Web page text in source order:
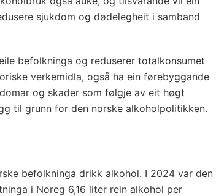
sjukdom og dødelegheit i samband
befolkninga og reduserer totalkonsumet
verkemidla, også ha ein førebyggande
og skader som følgje av eit høgt
til grunn for den norske alkoholpolitikken.
befolkninga drikk alkohol. I 2024 var den
i Noreg 6,16 liter rein alkohol per